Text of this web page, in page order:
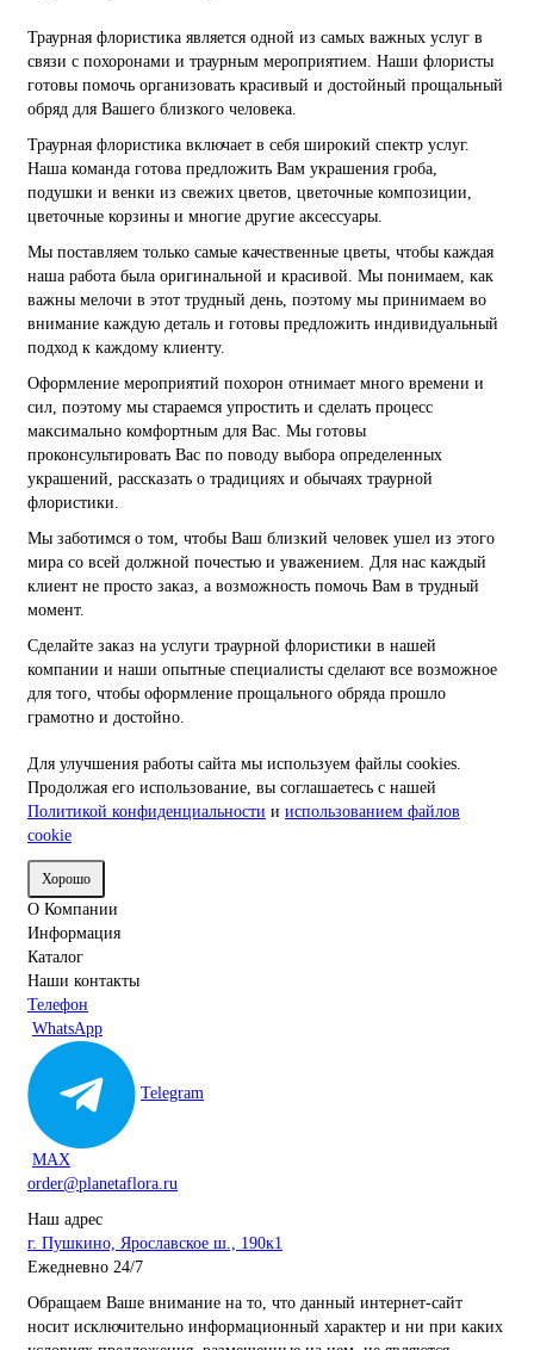
Траурная флористика является одной из самых важных услуг в
связи с похоронами и траурным мероприятием. Наши флористы
готовы помочь организовать красивый и достойный прощальный
обряд для Вашего близкого человека.
Траурная флористика включает в себя широкий спектр услуг.
Наша команда готова предложить Вам украшения гроба,
подушки и венки из свежих цветов, цветочные композиции,
цветочные корзины и многие другие аксессуары.
Мы поставляем только самые качественные цветы, чтобы каждая
наша работа была оригинальной и красивой. Мы понимаем, как
важны мелочи в этот трудный день, поэтому мы принимаем во
внимание каждую деталь и готовы предложить индивидуальный
подход к каждому клиенту.
Оформление мероприятий похорон отнимает много времени и
сил, поэтому мы стараемся упростить и сделать процесс
максимально комфортным для Вас. Мы готовы
проконсультировать Вас по поводу выбора определенных
украшений, рассказать о традициях и обычаях траурной
флористики.
Мы заботимся о том, чтобы Ваш близкий человек ушел из этого
мира со всей должной почестью и уважением. Для нас каждый
клиент не просто заказ, а возможность помочь Вам в трудный
момент.
Сделайте заказ на услуги траурной флористики в нашей
компании и наши опытные специалисты сделают все возможное
для того, чтобы оформление прощального обряда прошло
грамотно и достойно.
Для улучшения работы сайта мы используем файлы cookies.
Продолжая его использование, вы соглашаетесь с нашей
Политикой конфиденциальности и использованием файлов
cookie
Хорошо
О Компании
Информация
Каталог
Наши контакты
Телефон
WhatsApp
Telegram
MAX
order@planetaflora.ru
Наш адрес
г. Пушкино, Ярославское ш., 190к1
Ежедневно 24/7
Обращаем Ваше внимание на то, что данный интернет-сайт
носит исключительно информационный характер и ни при каких